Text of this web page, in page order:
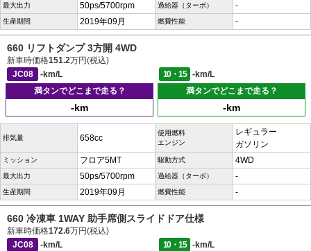
最大出力 50ps/5700rpm 過給器（ターボ） -
生産期間 2019年09月 燃費性能 -
660 リフトダンプ 3方開 4WD
新車時価格151.2万円(税込)
JC08
-km/L 10・15
-km/L
満タンでどこまで走る？
-km
満タンでどこまで走る？
-km
排気量 658cc
使用燃料
エンジン
レギュラー
ガソリン
ミッション フロア5MT 駆動方式 4WD
最大出力 50ps/5700rpm 過給器（ターボ） -
生産期間 2019年09月 燃費性能 -
660 冷凍車 1WAY 助手席側スライドドア仕様
新車時価格172.6万円(税込)
JC08
-km/L 10・15
-km/L